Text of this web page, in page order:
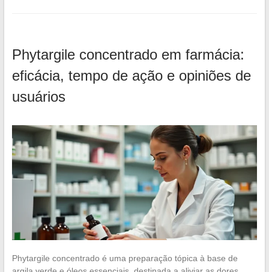
Phytargile concentrado em farmácia:
eficácia, tempo de ação e opiniões de
usuários
Phytargile concentrado é uma preparação tópica à base de